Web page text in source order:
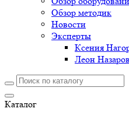
Обзор методик
Новости
Эксперты
Ксения
Леон Назаров
Каталог